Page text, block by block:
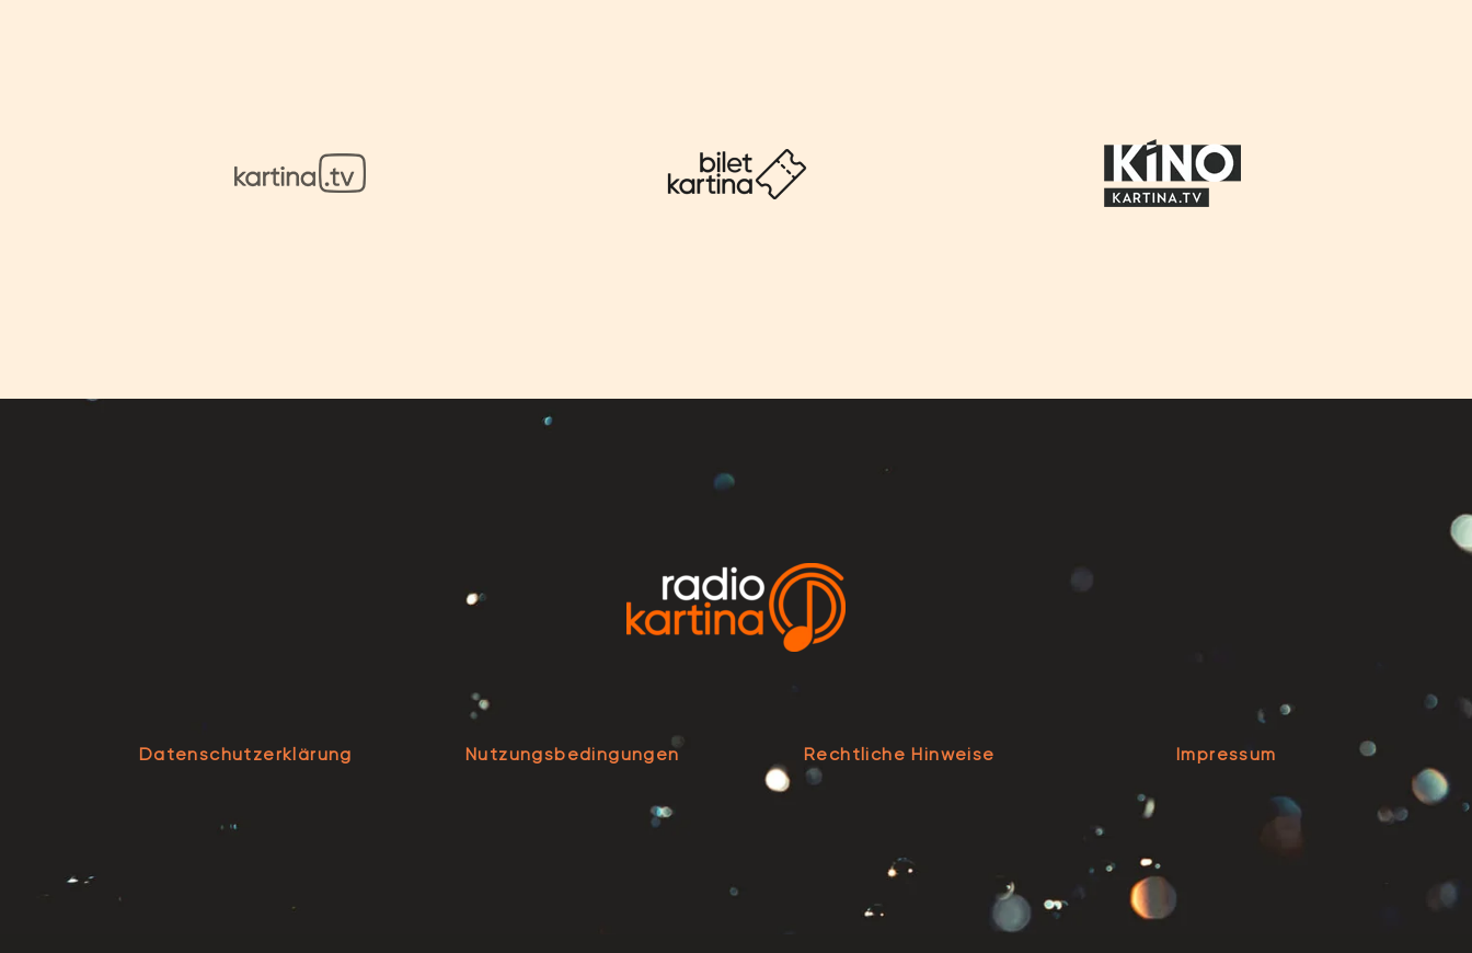
Datenschutzerklärung Nutzungsbedingungen Rechtliche Hinweise Impressum